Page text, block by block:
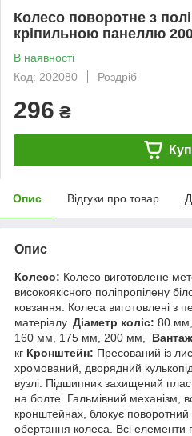
Колесо поворотне з
кріпильною панеллю
В наявності
Код: 202080
Роздріб
296 ₴
Опис Відгуки про товар
Опис
Колесо: Колесо виготовлене
високоякісного поліпропілену
ковзання. Колеса виготовлені з
матеріалу. Діаметр коліс: 80
160 мм, 175 мм, 200 мм,
кг Кронштейн: Пресований із
хромований, дворядний
вузлі. Підшипник захищений
на болте. Гальмівний механізм,
кронштейнах, блокує поворотний
обертання колеса. Всі елементи